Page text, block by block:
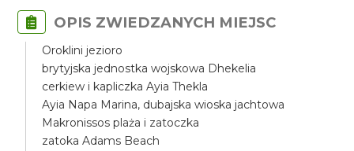
OPIS ZWIEDZANYCH MIEJSC
Oroklini jezioro
brytyjska jednostka wojskowa Dhekelia
cerkiew i kapliczka Ayia Thekla
Ayia Napa Marina, dubajska wioska jachtowa
Makronissos plaża i zatoczka
zatoka Adams Beach